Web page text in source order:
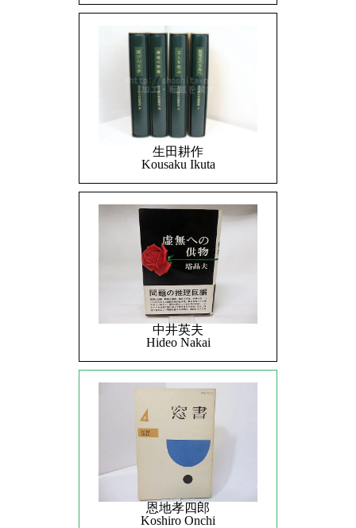
生田耕作
Kousaku Ikuta
中井英夫
Hideo Nakai
恩地孝四郎
Koshiro Onchi